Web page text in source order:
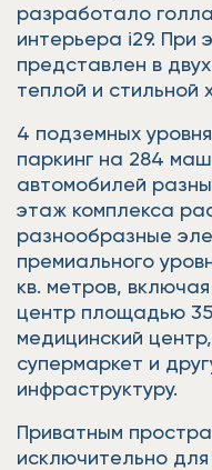
разработало
интерьера i29. При
представлен в
теплой и стильной
4 подземных
паркинг на 284
автомобилей
этаж комплекса
разнообразные
премиального
кв. метров,
центр площадью
медицинский
супермаркет и
инфраструктуру.
Приватным
исключительно